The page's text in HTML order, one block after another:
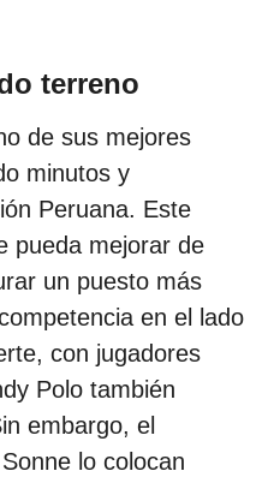
terreno
de sus mejores
minutos y
Peruana. Este
pueda mejorar de
un puesto más
en el lado
con jugadores
Polo también
embargo, el
lo colocan